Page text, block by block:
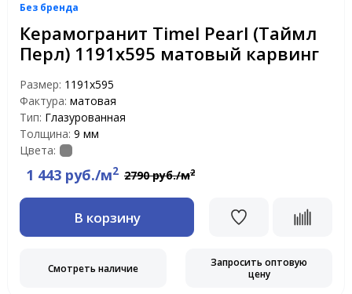
Без бренда
Керамогранит Timel Pearl (Таймл
Перл) 1191х595 матовый карвинг
Размер: 1191x595
Фактура: матовая
Тип: Глазурованная
Толщина: 9 мм
Цвета:
1 443 руб./м2 2790 руб./м2
В корзину
Смотреть наличие
Запросить оптовую
цену